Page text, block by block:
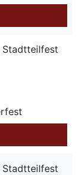
Stadtteilfest
Stadtteilfest